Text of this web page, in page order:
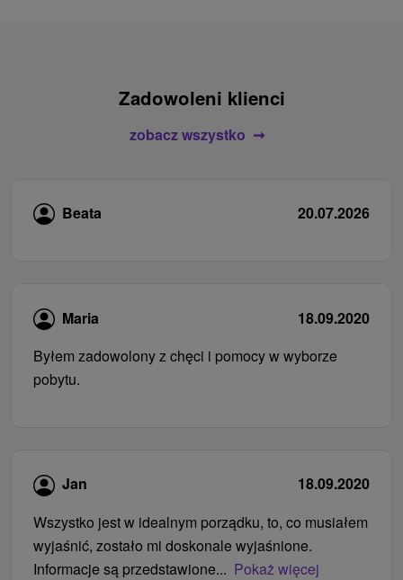
Zadowoleni klienci
zobacz wszystko
Beata 20.07.2026
Maria
18.09.2020
Byłem zadowolony z chęci i pomocy w wyborze
pobytu.
Jan
18.09.2020
Wszystko jest w idealnym porządku, to, co musiałem
wyjaśnić, zostało mi doskonale wyjaśnione.
Informacje są przedstawione... Pokaż więcej